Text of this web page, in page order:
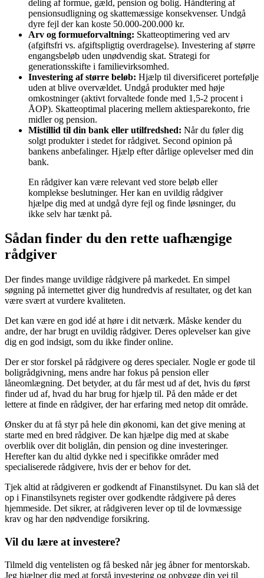
deling af formue, gæld, pension og bolig. Håndtering af
pensionsudligning og skattemæssige konsekvenser. Undgå
dyre fejl der kan koste 50.000-200.000 kr.
Arv og formueforvaltning: Skatteoptimering ved arv
(afgiftsfri vs. afgiftspligtig overdragelse). Investering af større
engangsbeløb uden unødvendig skat. Strategi for
generationsskifte i familievirksomhed.
Investering af større beløb: Hjælp til diversificeret portefølje
uden at blive overvældet. Undgå produkter med høje
omkostninger (aktivt forvaltede fonde med 1,5-2 procent i
ÅOP). Skatteoptimal placering mellem aktiesparekonto, frie
midler og pension.
Mistillid til din bank eller utilfredshed: Når du føler dig
solgt produkter i stedet for rådgivet. Second opinion på
bankens anbefalinger. Hjælp efter dårlige oplevelser med din
bank.
En rådgiver kan være relevant ved store beløb eller
komplekse beslutninger. Her kan en uvildig rådgiver
hjælpe dig med at undgå dyre fejl og finde løsninger, du
ikke selv har tænkt på.
Sådan finder du den rette uafhængige
rådgiver
Der findes mange uvildige rådgivere på markedet. En simpel
søgning på internettet giver dig hundredvis af resultater, og det kan
være svært at vurdere kvaliteten.
Det kan være en god idé at høre i dit netværk. Måske kender du
andre, der har brugt en uvildig rådgiver. Deres oplevelser kan give
dig en god indsigt, som du ikke finder online.
Der er stor forskel på rådgivere og deres specialer. Nogle er gode til
boligrådgivning, mens andre har fokus på pension eller
låneomlægning. Det betyder, at du får mest ud af det, hvis du først
finder ud af, hvad du har brug for hjælp til. På den måde er det
lettere at finde en rådgiver, der har erfaring med netop dit område.
Ønsker du at få styr på hele din økonomi, kan det give mening at
starte med en bred rådgiver. De kan hjælpe dig med at skabe
overblik over dit boliglån, din pension og dine investeringer.
Herefter kan du altid dykke ned i specifikke områder med
specialiserede rådgivere, hvis der er behov for det.
Tjek altid at rådgiveren er godkendt af Finanstilsynet. Du kan slå det
op i Finanstilsynets register over godkendte rådgivere på deres
hjemmeside. Det sikrer, at rådgiveren lever op til de lovmæssige
krav og har den nødvendige forsikring.
Vil du lære at investere?
Tilmeld dig ventelisten og få besked når jeg åbner for mentorskab.
Jeg hjælper dig med at forstå investering og opbygge din vej til